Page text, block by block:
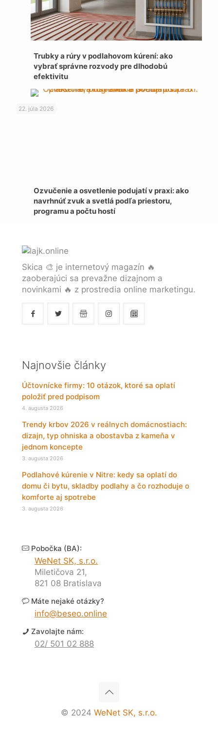
Trubky a rúry v podlahovom kúrení: ako
vybrať správne rozvody pre dlhodobú
efektivitu
22. júla 2026
Ozvučenie a osvetlenie podujatí v praxi: ako
navrhnúť zvuk a svetlá podľa priestoru,
programu a počtu hostí
Skica 🎨 je internetový magazín 🔥
zaoberajúci sa prevažne dizajnom a
novinkami 🔥 z prostredia online marketingu.
Najnovšie články
Účtovnícke firmy: 10 otázok, ktoré sa oplatí
položiť pred podpisom
4. augusta 2026
Trendy krbov 2026 v reálnych domácnostiach:
dizajn, typ ohniska a obostavba z kameňa v
jednom koncepte
3. augusta 2026
Podlahové kúrenie v Nitre: kedy sa oplatí do
domu či bytu, skladby podlahy a čo rozhoduje o
komforte aj spotrebe
3. augusta 2026
Pobočka (BA):
WeNet SK, s.r.o.
Miletičova 21,
821 08 Bratislava
Máte nejaké otázky?
info@beseo.online
Zavolajte nám:
02/ 501 02 888
© 2024 WeNet SK, s.r.o.